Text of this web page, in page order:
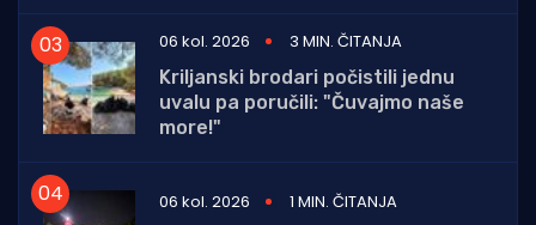
06 kol. 2026
3 MIN. ČITANJA
Kriljanski brodari počistili jednu
uvalu pa poručili: "Čuvajmo naše
more!"
06 kol. 2026
1 MIN. ČITANJA